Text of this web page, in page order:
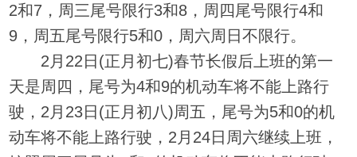
2和7，周三尾号限行3和8，周四尾号限行4和
9，周五尾号限行5和0，周六周日不限行。
2月22日(正月初七)春节长假后上班的第一
天是周四，尾号为4和9的机动车将不能上路行
驶，2月23日(正月初八)周五，尾号为5和0的机
动车将不能上路行驶，2月24日周六继续上班，